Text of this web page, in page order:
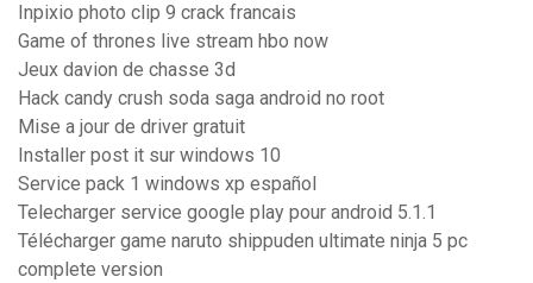
Inpixio photo clip 9 crack francais
Game of thrones live stream hbo now
Jeux davion de chasse 3d
Hack candy crush soda saga android no root
Mise a jour de driver gratuit
Installer post it sur windows 10
Service pack 1 windows xp español
Telecharger service google play pour android 5.1.1
Télécharger game naruto shippuden ultimate ninja 5 pc
complete version